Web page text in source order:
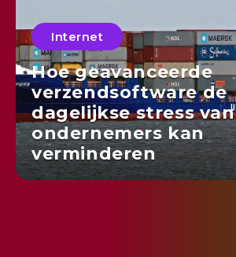
Internet
Hoe geavanceerde
verzendsoftware de
dagelijkse stress van
ondernemers kan
verminderen